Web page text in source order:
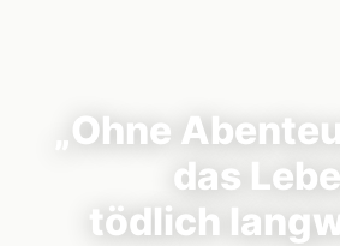
„Ohne
das
tödlich